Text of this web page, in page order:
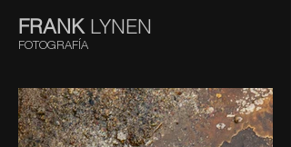
FRANKLYNEN
FOTOGRAFÍA